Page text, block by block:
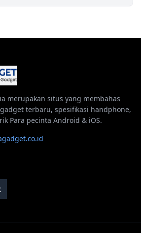
merupakan situs yang membahas
terbaru, spesifikasi handphone,
Para pecinta Android & iOS.